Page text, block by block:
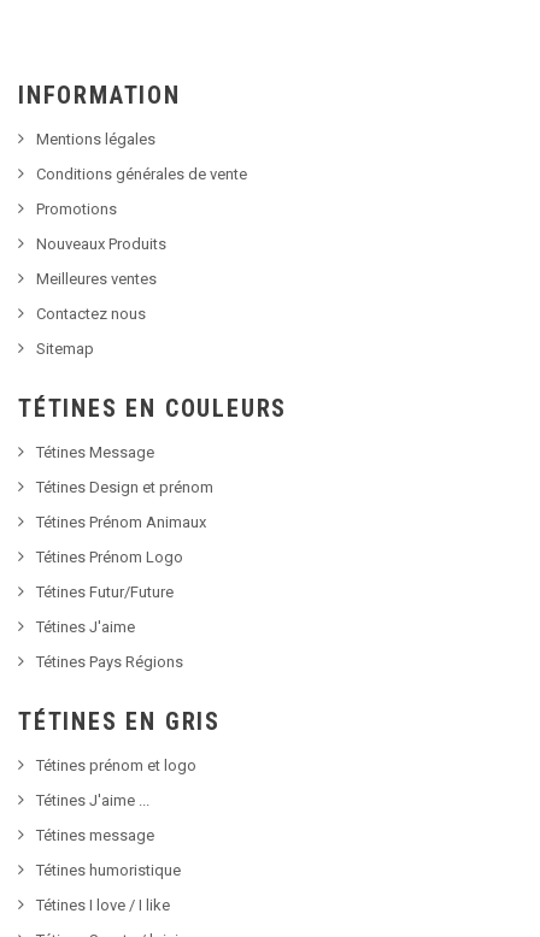
INFORMATION
Mentions légales
Conditions générales de vente
Promotions
Nouveaux Produits
Meilleures ventes
Contactez nous
Sitemap
TÉTINES EN COULEURS
Tétines Message
Tétines Design et prénom
Tétines Prénom Animaux
Tétines Prénom Logo
Tétines Futur/Future
Tétines J'aime
Tétines Pays Régions
TÉTINES EN GRIS
Tétines prénom et logo
Tétines J'aime ...
Tétines message
Tétines humoristique
Tétines I love / I like